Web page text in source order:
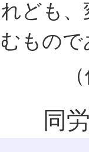
ども
もの
同